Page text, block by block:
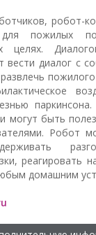
робот-
пожилых
целях.
вести диалог с
могут быть
Робот
реагировать
домашним